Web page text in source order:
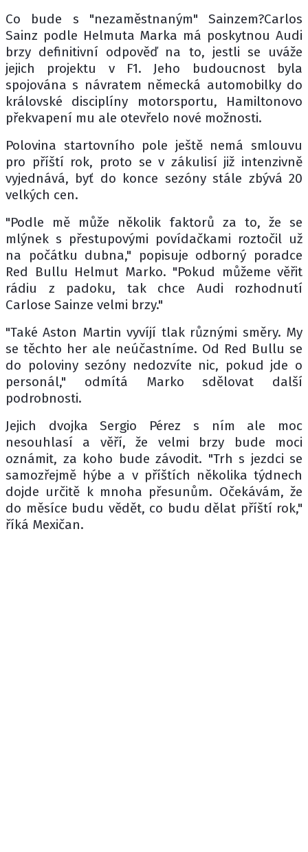
Co bude s "nezaměstnaným" Sainzem?Carlos
Sainz podle Helmuta Marka má poskytnou Audi
brzy definitivní odpověď na to, jestli se uváže
jejich projektu v F1. Jeho budoucnost byla
spojována s návratem německá automobilky do
královské disciplíny motorsportu, Hamiltonovo
překvapení mu ale otevřelo nové možnosti.
Polovina startovního pole ještě nemá smlouvu
pro příští rok, proto se v zákulisí již intenzivně
vyjednává, byť do konce sezóny stále zbývá 20
velkých cen.
"Podle mě může několik faktorů za to, že se
mlýnek s přestupovými povídačkami roztočil už
na počátku dubna," popisuje odborný poradce
Red Bullu Helmut Marko. "Pokud můžeme věřit
rádiu z padoku, tak chce Audi rozhodnutí
Carlose Sainze velmi brzy."
"Také Aston Martin vyvíjí tlak různými směry. My
se těchto her ale neúčastníme. Od Red Bullu se
do poloviny sezóny nedozvíte nic, pokud jde o
personál," odmítá Marko sdělovat další
podrobnosti.
Jejich dvojka Sergio Pérez s ním ale moc
nesouhlasí a věří, že velmi brzy bude moci
oznámit, za koho bude závodit. "Trh s jezdci se
samozřejmě hýbe a v příštích několika týdnech
dojde určitě k mnoha přesunům. Očekávám, že
do měsíce budu vědět, co budu dělat příští rok,"
říká Mexičan.